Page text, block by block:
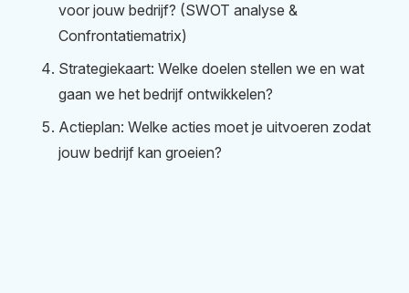
voor jouw bedrijf? (SWOT analyse &
Confrontatiematrix)
Strategiekaart: Welke doelen stellen we en wat
gaan we het bedrijf ontwikkelen?
Actieplan: Welke acties moet je uitvoeren zodat
jouw bedrijf kan groeien?